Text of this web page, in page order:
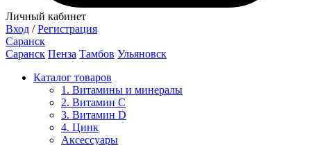
Личный кабинет
Вход / Регистрация
Саранск
Саранск Пенза Тамбов Ульяновск
Каталог товаров
1. Витамины и минералы
2. Витамин С
3. Витамин D
4. Цинк
Аксессуары